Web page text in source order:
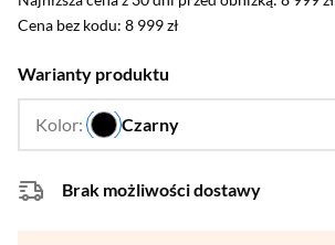
Cena bez kodu: 8 999 zł
Cena bez kodu: 8 999 zł
Warianty produktu
Kolor: Czarny
Brak możliwości dostawy